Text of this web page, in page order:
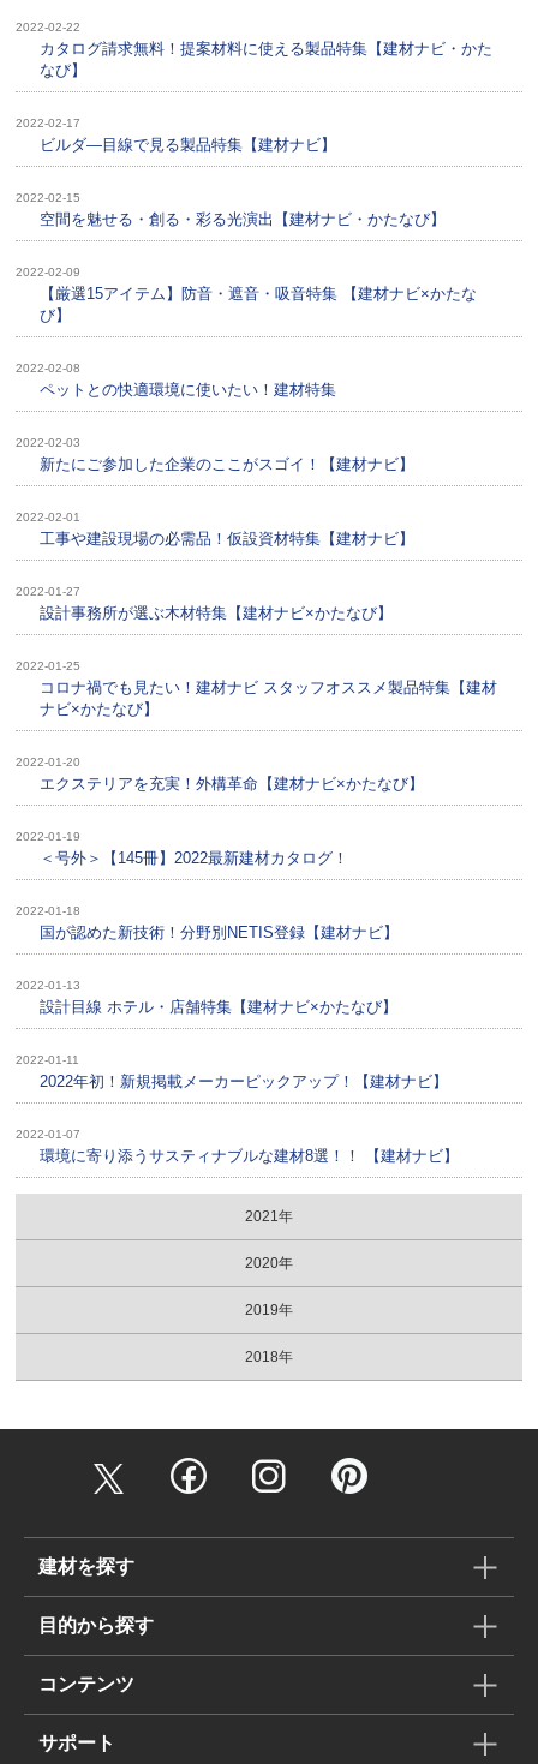
2022-02-22
カタログ請求無料！提案材料に使える製品特集【建材ナビ・かた
なび】
2022-02-17
ビルダ―目線で見る製品特集【建材ナビ】
2022-02-15
空間を魅せる・創る・彩る光演出【建材ナビ・かたなび】
2022-02-09
【厳選15アイテム】防音・遮音・吸音特集 【建材ナビ×かたな
び】
2022-02-08
ペットとの快適環境に使いたい！建材特集
2022-02-03
新たにご参加した企業のここがスゴイ！【建材ナビ】
2022-02-01
工事や建設現場の必需品！仮設資材特集【建材ナビ】
2022-01-27
設計事務所が選ぶ木材特集【建材ナビ×かたなび】
2022-01-25
コロナ禍でも見たい！建材ナビ スタッフオススメ製品特集【建材
ナビ×かたなび】
2022-01-20
エクステリアを充実！外構革命【建材ナビ×かたなび】
2022-01-19
＜号外＞【145冊】2022最新建材カタログ！
2022-01-18
国が認めた新技術！分野別NETIS登録【建材ナビ】
2022-01-13
設計目線 ホテル・店舗特集【建材ナビ×かたなび】
2022-01-11
2022年初！新規掲載メーカーピックアップ！【建材ナビ】
2022-01-07
環境に寄り添うサスティナブルな建材8選！！ 【建材ナビ】
2021年
2020年
2019年
2018年
建材を探す
目的から探す
コンテンツ
サポート